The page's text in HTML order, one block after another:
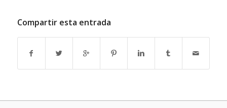
Compartir esta entrada